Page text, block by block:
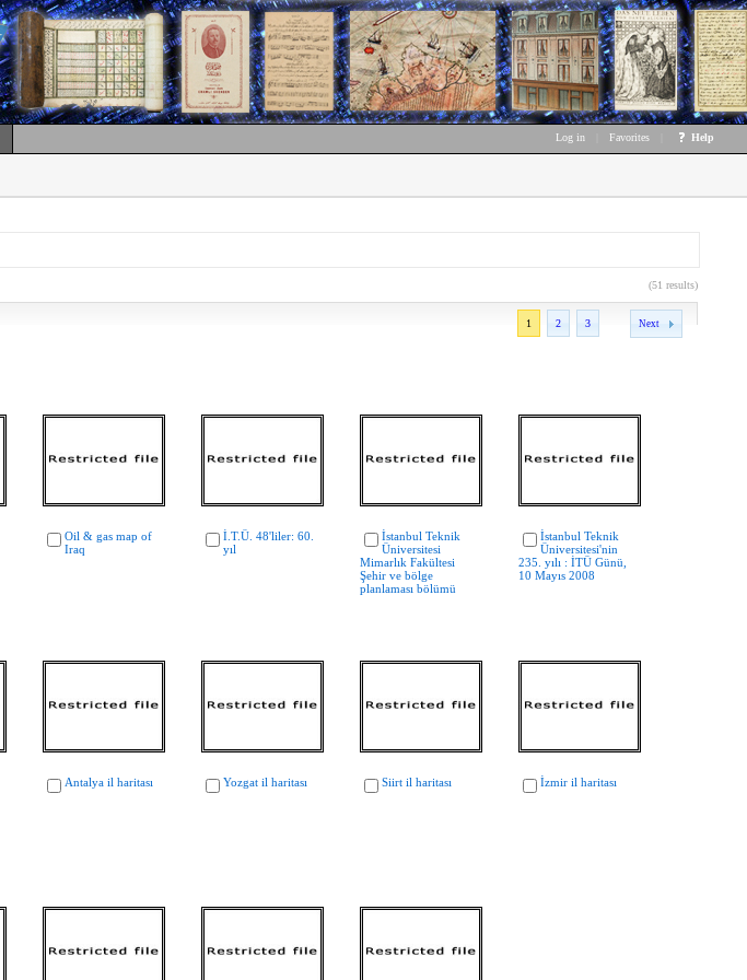
Log in Favorites Help
(51 results)
1 2 3 Next
Oil & gas map of
Iraq
İ.T.Ü. 48'liler: 60.
yıl
İstanbul Teknik
Üniversitesi
Mimarlık Fakültesi
Şehir ve bölge
planlaması bölümü
İstanbul Teknik
Üniversitesi'nin
235. yılı : İTÜ Günü,
10 Mayıs 2008
Antalya il haritası Yozgat il haritası Siirt il haritası İzmir il haritası